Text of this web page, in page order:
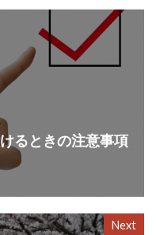
るときの注意事項
Next